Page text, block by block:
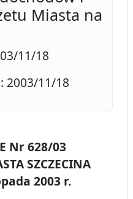
Miasta na
11/18
2003/11/18
Nr 628/03
SZCZECINA
2003 r.